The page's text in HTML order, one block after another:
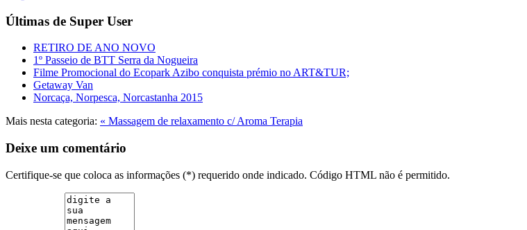
Últimas de Super User
RETIRO DE ANO NOVO
1º Passeio de BTT Serra da Nogueira
Filme Promocional do Ecopark Azibo conquista prémio no ART&TUR;
Getaway Van
Norcaça, Norpesca, Norcastanha 2015
Mais nesta categoria: « Massagem de relaxamento c/ Aroma Terapia
Deixe um comentário
Certifique-se que coloca as informações (*) requerido onde indicado. Código HTML não é permitido.